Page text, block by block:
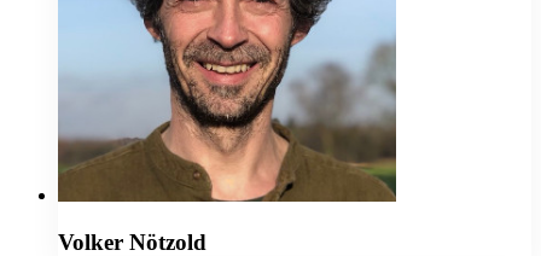
Volker Nötzold